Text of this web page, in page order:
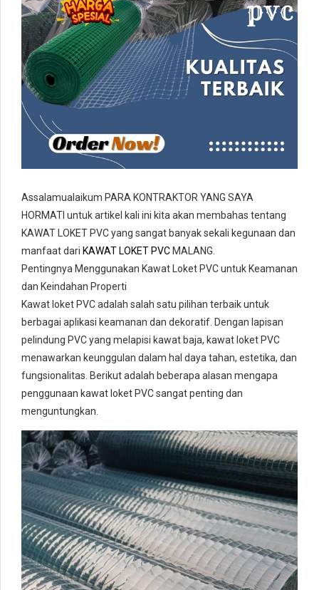
Assalamualaikum PARA KONTRAKTOR YANG SAYA
HORMATI untuk artikel kali ini kita akan membahas tentang
KAWAT LOKET PVC yang sangat banyak sekali kegunaan dan
manfaat dari KAWAT LOKET PVC MALANG.
Pentingnya Menggunakan Kawat Loket PVC untuk Keamanan
dan Keindahan Properti
Kawat loket PVC adalah salah satu pilihan terbaik untuk
berbagai aplikasi keamanan dan dekoratif. Dengan lapisan
pelindung PVC yang melapisi kawat baja, kawat loket PVC
menawarkan keunggulan dalam hal daya tahan, estetika, dan
fungsionalitas. Berikut adalah beberapa alasan mengapa
penggunaan kawat loket PVC sangat penting dan
menguntungkan.